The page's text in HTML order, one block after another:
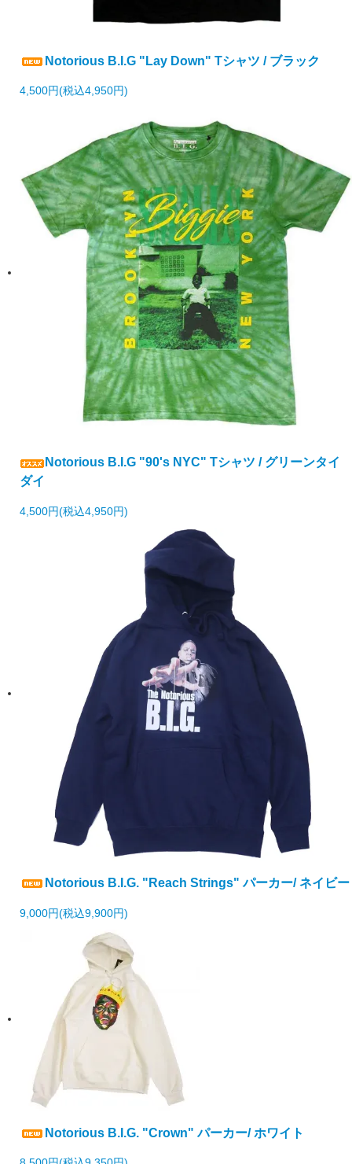
Notorious B.I.G "Lay Down" Tシャツ / ブラック
4,500円(税込4,950円)
Notorious B.I.G "90's NYC" Tシャツ / グリーンタイ
ダイ
4,500円(税込4,950円)
Notorious B.I.G. "Reach Strings" パーカー/ ネイビー
9,000円(税込9,900円)
Notorious B.I.G. "Crown" パーカー/ ホワイト